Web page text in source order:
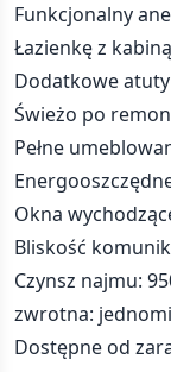
Funkcjonalny
Łazienkę z
Dodatkowe
Świeżo po
Pełne
Okna
Bliskość
Czynsz najmu:
zwrotna:
Dostępne od